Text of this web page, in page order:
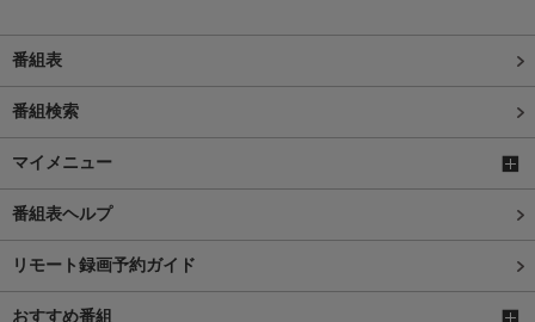
番組表
番組検索
マイメニュー
番組表ヘルプ
リモート録画予約ガイド
おすすめ番組